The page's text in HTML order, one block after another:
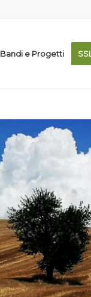
Bandi e Progetti